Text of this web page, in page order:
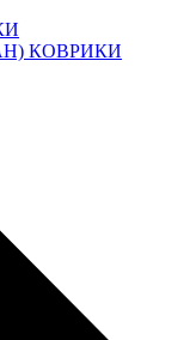
КОВРИКИ